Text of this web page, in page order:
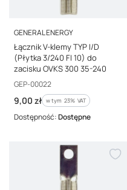
PRODUCENT
GENERAL ENERGY
Łącznik V-klemy TYP I/D
(Płytka 3/240 FI 10) do
zacisku OVKS 300 35-240
Kod producenta
GEP-00022
Cena brutto
9,00 zł w tym %s VAT
w tym 23% VAT
Dostępność:Dostępne